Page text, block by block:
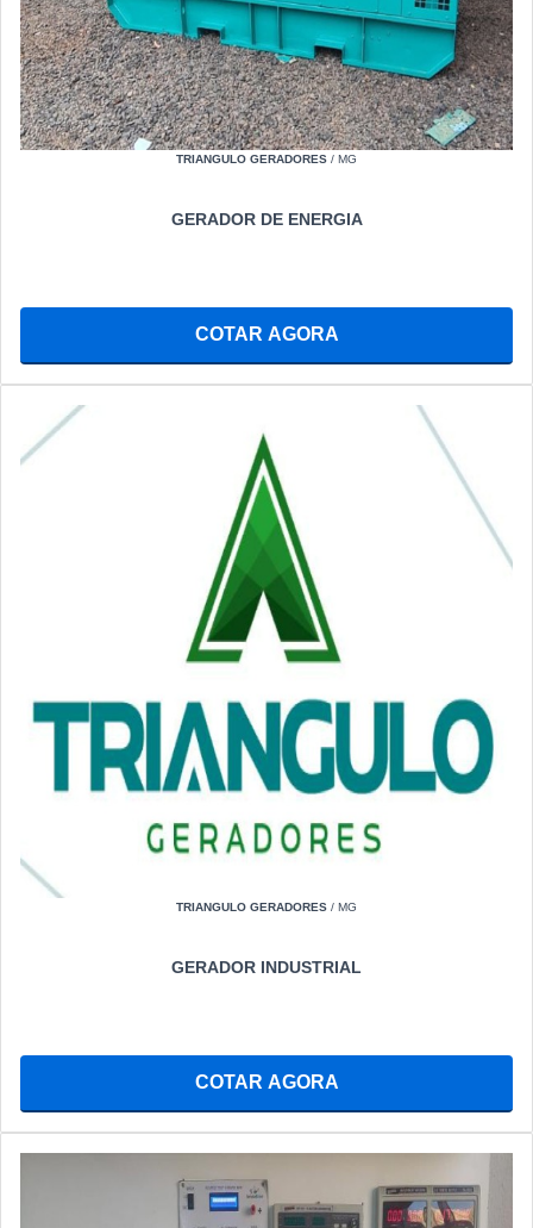
TRIANGULO GERADORES / MG
GERADOR DE ENERGIA
COTAR AGORA
TRIANGULO GERADORES / MG
GERADOR INDUSTRIAL
COTAR AGORA